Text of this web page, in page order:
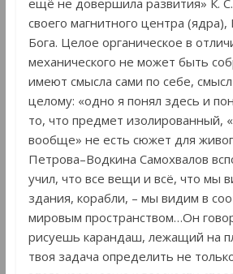
своего магнитного центра (ядра),
Бога. Целое органическое в
механического не может быть
имеют смысла сами по себе,
целому: «одно я понял здесь и
то, что предмет изолированный,
вообще» не есть сюжет для
Петрова–Водкина Самохвалов
учил, что все вещи и всё, что мы
здания, корабли, – мы видим в
мировым пространством…Он
рисуешь карандаш, лежащий на
твоя задача определить не